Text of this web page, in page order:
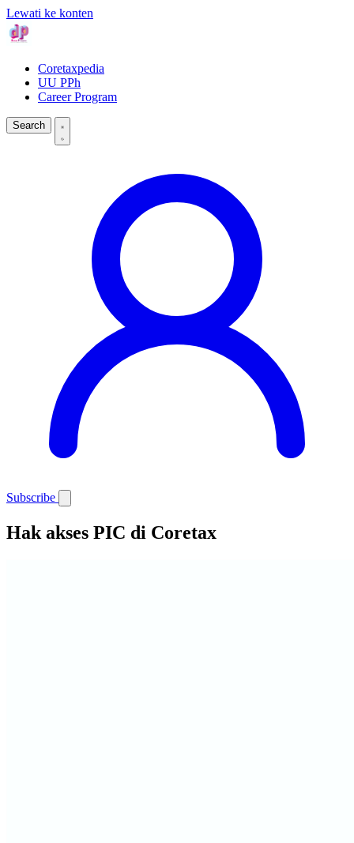
Lewati ke konten
Coretaxpedia
UU PPh
Career Program
Search
Subscribe
Hak akses PIC di Coretax